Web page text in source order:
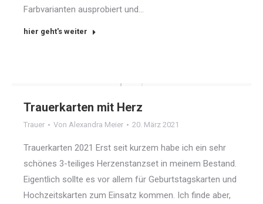
Farbvarianten ausprobiert und…
hier geht's weiter
Trauerkarten mit Herz
Trauer Von Alexandra Meier 20. März 2021
Trauerkarten 2021 Erst seit kurzem habe ich ein sehr
schönes 3-teiliges Herzenstanzset in meinem Bestand.
Eigentlich sollte es vor allem für Geburtstagskarten und
Hochzeitskarten zum Einsatz kommen. Ich finde aber,